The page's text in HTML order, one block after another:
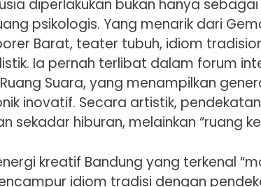
diperlakukan bukan hanya
psikologis. Yang menarik dari
Barat, teater tubuh, idiom
Ia pernah terlibat dalam forum
Suara, yang menampilkan
inovatif. Secara artistik,
sekadar hiburan, melainkan “ruang
kreatif Bandung yang terkenal
idiom tradisi dengan